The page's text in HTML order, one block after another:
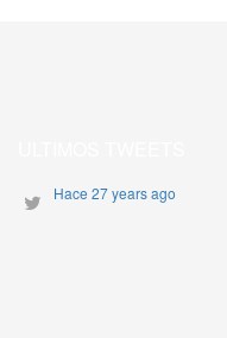
Hace 27 years ago